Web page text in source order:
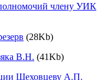
члену УИК
(28Kb)
В.Н. (41Kb)
Шеховцеву А.П.